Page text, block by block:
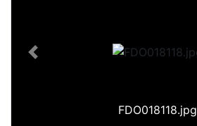
FDO018118.jpg
Previous